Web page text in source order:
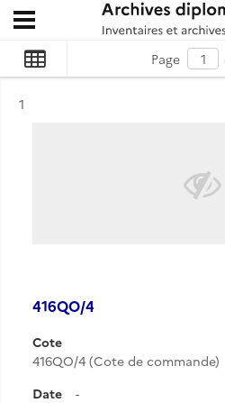
Archives diplomatiques
Ouvrir le menu déroulant
Page
Résultat n°
1
416QO/4
Cote
416QO/4 (Cote de commande)
Date
-